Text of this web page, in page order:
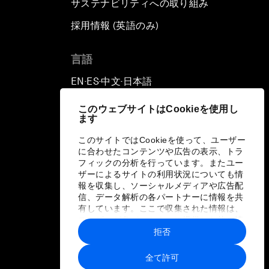
このウェブサイトはCookieを使用し
ます
このサイトではCookieを使って、ユーザー
に合わせたコンテンツや広告の表示、トラ
フィックの分析を行っています。またユー
ザーによるサイトの利用状況についても情
報を収集し、ソーシャルメディアや広告配
信、データ解析の各パートナーに情報を共
有しています。ここで収集された情報は、
ユーザーが各パートナーに提供した他の情
報や各パートナーのサービスを使用した際
に収集された情報と組み合わされ、各パー
トナーによって使用されることがありま
す。
全て許可
拒否
サステナビリティへの取り組み
採用情報 (英語のみ)
言語
EN ▪ES▪中文▪ 日本語